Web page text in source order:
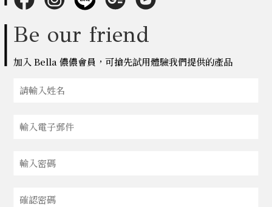
Be our friend
加入 Bella 儂儂會員，可搶先試用體驗我們提供的產品